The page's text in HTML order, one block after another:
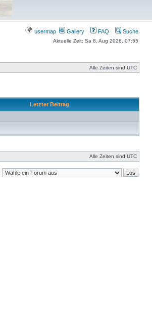
usermap Gallery FAQ Suche
Aktuelle Zeit: Sa 8. Aug 2026, 07:55
Alle Zeiten sind UTC
Letzter Beitrag
Alle Zeiten sind UTC